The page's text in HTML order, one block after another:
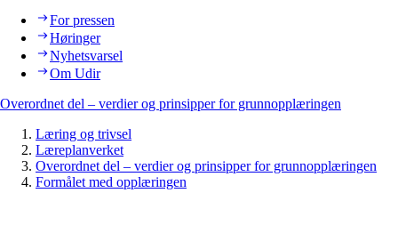
For pressen
Høringer
Nyhetsvarsel
Om Udir
Overordnet del – verdier og prinsipper for grunnopplæringen
Læring og trivsel
Læreplanverket
Overordnet del – verdier og prinsipper for grunnopplæringen
Formålet med opplæringen